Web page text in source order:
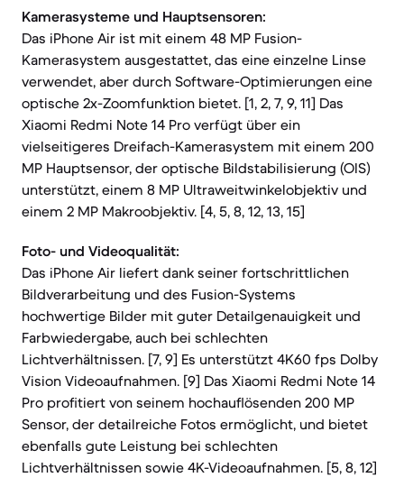
Kamerasysteme und Hauptsensoren:
Das iPhone Air ist mit einem 48 MP Fusion-
Kamerasystem ausgestattet, das eine einzelne Linse
verwendet, aber durch Software-Optimierungen eine
optische 2x-Zoomfunktion bietet. [1, 2, 7, 9, 11] Das
Xiaomi Redmi Note 14 Pro verfügt über ein
vielseitigeres Dreifach-Kamerasystem mit einem 200
MP Hauptsensor, der optische Bildstabilisierung (OIS)
unterstützt, einem 8 MP Ultraweitwinkelobjektiv und
einem 2 MP Makroobjektiv. [4, 5, 8, 12, 13, 15]
Foto- und Videoqualität:
Das iPhone Air liefert dank seiner fortschrittlichen
Bildverarbeitung und des Fusion-Systems
hochwertige Bilder mit guter Detailgenauigkeit und
Farbwiedergabe, auch bei schlechten
Lichtverhältnissen. [7, 9] Es unterstützt 4K60 fps Dolby
Vision Videoaufnahmen. [9] Das Xiaomi Redmi Note 14
Pro profitiert von seinem hochauflösenden 200 MP
Sensor, der detailreiche Fotos ermöglicht, und bietet
ebenfalls gute Leistung bei schlechten
Lichtverhältnissen sowie 4K-Videoaufnahmen. [5, 8, 12]